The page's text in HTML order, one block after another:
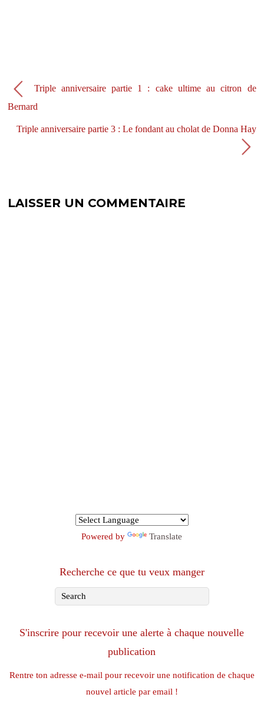
e
)
ê
Triple anniversaire partie 1 : cake ultime au citron de
Bernard
Triple anniversaire partie 3 : Le fondant au cholat de Donna Hay
LAISSER UN COMMENTAIRE
Powered by Translate
Recherche ce que tu veux manger
S'inscrire pour recevoir une alerte à chaque nouvelle
publication
Rentre ton adresse e-mail pour recevoir une notification de chaque
nouvel article par email !